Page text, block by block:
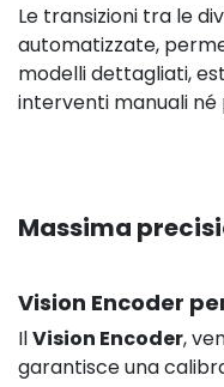
Le transizioni tra le
automatizzate,
modelli dettagliati,
interventi manuali
Massima
Vision Encoder
IlVision Encoder,
garantisce una